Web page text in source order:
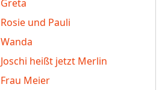
Greta
Rosie und Pauli
Wanda
Joschi heißt jetzt Merlin
Frau Meier